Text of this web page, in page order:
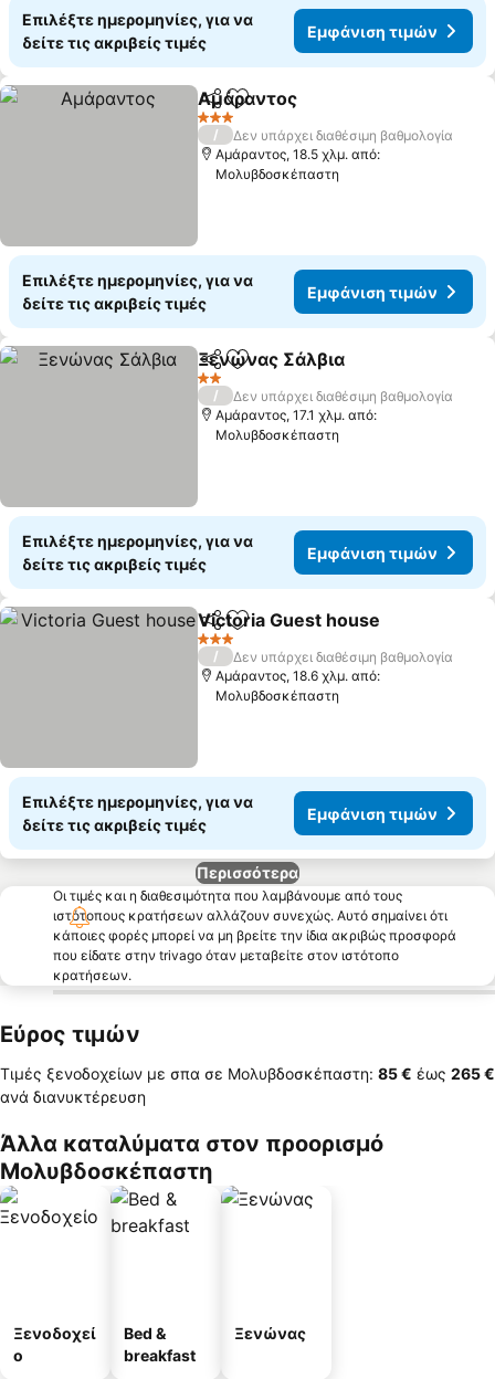
Επιλέξτε ημερομηνίες, για να
δείτε τις ακριβείς τιμές
Εμφάνιση τιμών
Κοινοποίηση
Προσθήκη στα αγαπημένα
Αμάραντος
3 Αστέρια
/
Δεν υπάρχει διαθέσιμη βαθμολογία
Αμάραντος, 18.5 χλμ. από:
Μολυβδοσκέπαστη
Επιλέξτε ημερομηνίες, για να
δείτε τις ακριβείς τιμές
Εμφάνιση τιμών
Κοινοποίηση
Προσθήκη στα αγαπημένα
Ξενώνας Σάλβια
2 Αστέρια
/
Δεν υπάρχει διαθέσιμη βαθμολογία
Αμάραντος, 17.1 χλμ. από:
Μολυβδοσκέπαστη
Επιλέξτε ημερομηνίες, για να
δείτε τις ακριβείς τιμές
Εμφάνιση τιμών
Κοινοποίηση
Προσθήκη στα αγαπημένα
Victoria Guest house
3 Αστέρια
/
Δεν υπάρχει διαθέσιμη βαθμολογία
Αμάραντος, 18.6 χλμ. από:
Μολυβδοσκέπαστη
Επιλέξτε ημερομηνίες, για να
δείτε τις ακριβείς τιμές
Εμφάνιση τιμών
Περισσότερα
Οι τιμές και η διαθεσιμότητα που λαμβάνουμε από τους
ιστότοπους κρατήσεων αλλάζουν συνεχώς. Αυτό σημαίνει ότι
κάποιες φορές μπορεί να μη βρείτε την ίδια ακριβώς προσφορά
που είδατε στην trivago όταν μεταβείτε στον ιστότοπο
κρατήσεων.
Εύρος τιμών
Τιμές ξενοδοχείων με σπα σε Μολυβδοσκέπαστη: ‎85 € έως ‎265 €
ανά διανυκτέρευση
Άλλα καταλύματα στον προορισμό
Μολυβδοσκέπαστη
Ξενοδοχεί
ο
Bed &
breakfast
Ξενώνας